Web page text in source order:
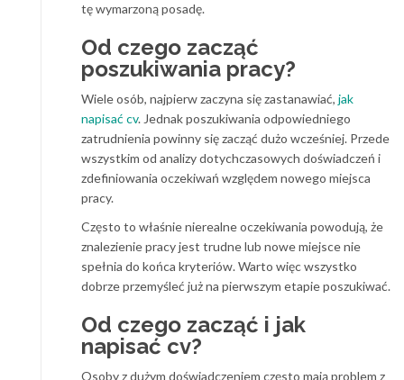
tę wymarzoną posadę.
Od czego zacząć
poszukiwania pracy?
Wiele osób, najpierw zaczyna się zastanawiać, jak
napisać cv. Jednak poszukiwania odpowiedniego
zatrudnienia powinny się zacząć dużo wcześniej. Przede
wszystkim od analizy dotychczasowych doświadczeń i
zdefiniowania oczekiwań względem nowego miejsca
pracy.
Często to właśnie nierealne oczekiwania powodują, że
znalezienie pracy jest trudne lub nowe miejsce nie
spełnia do końca kryteriów. Warto więc wszystko
dobrze przemyśleć już na pierwszym etapie poszukiwać.
Od czego zacząć i jak
napisać cv?
Osoby z dużym doświadczeniem często mają problem z